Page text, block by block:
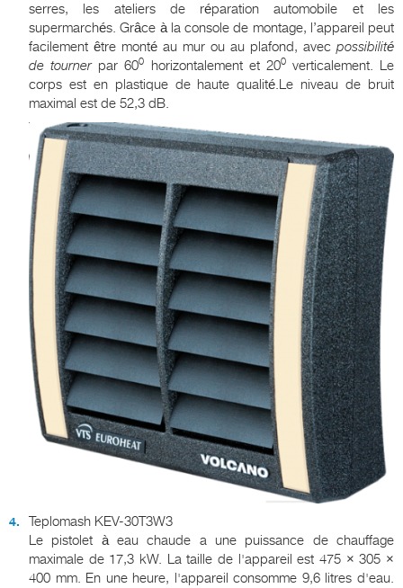
serres, les ateliers de réparation automobile et les
supermarchés. Grâce à la console de montage, l’appareil peut
facilement être monté au mur ou au plafond, avec possibilité
de tournerpar 600 horizontalement et 200verticalement. Le
corps est en plastique de haute qualité.Le niveau de bruit
maximal est de 52,3 dB.
Teplomash KEV-30T3W3
Le pistolet à eau chaude a une puissance de chauffage
maximale de 17,3 kW. La taille de l'appareil est 475 × 305 ×
400 mm. En une heure, l'appareil consomme 9,6 litres d'eau.